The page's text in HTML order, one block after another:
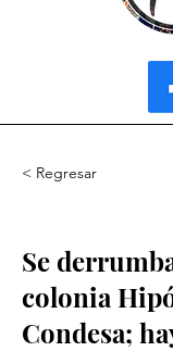
< Regresar
Se
colonia
Condesa;